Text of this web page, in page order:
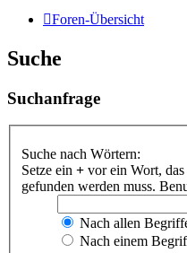
Foren-Übersicht
Suche
Suchanfrage
Suche nach Wörtern:
Setze ein + vor ein Wort,
gefunden werden muss.
Nach allen
Nach einem